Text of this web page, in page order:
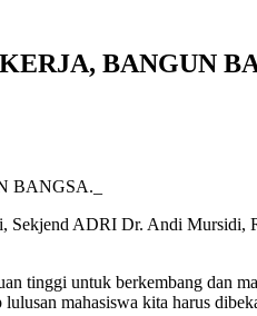
BANGUN
BANGSA._
Sekjend ADRI Dr. Andi
tinggi untuk berkembang dan
mahasiswa kita harus